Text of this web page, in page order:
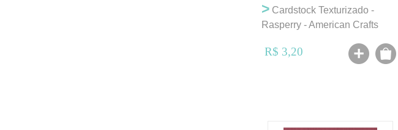
> Cardstock Texturizado -
Rasperry - American Crafts
R$ 3,20